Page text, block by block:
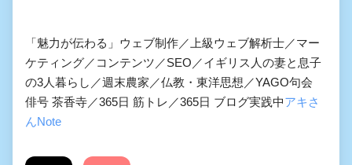
「魅力が伝わる」ウェブ制作／上級ウェブ解析士／マー
ケティング／コンテンツ／SEO／イギリス人の妻と息子
の3人暮らし／週末農家／仏教・東洋思想／YAGO句会
俳号 茶香寺／365日 筋トレ／365日 ブログ実践中アキさ
んNote